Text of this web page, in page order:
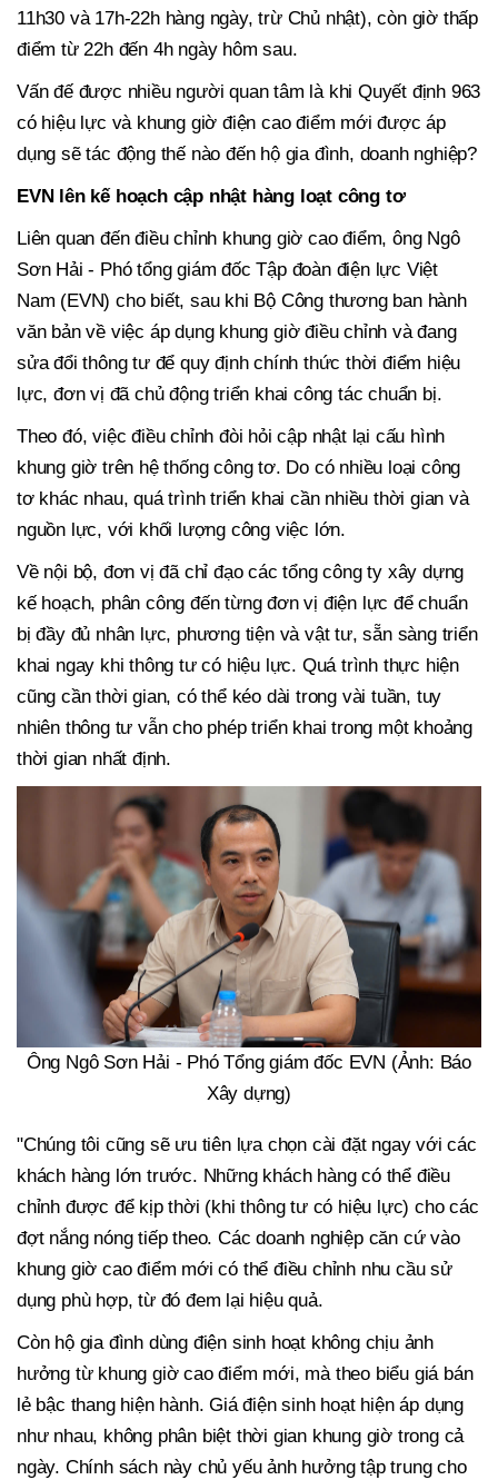
11h30 và 17h-22h hàng ngày, trừ Chủ nhật), còn giờ thấp
điểm từ 22h đến 4h ngày hôm sau.
Vấn đế được nhiều người quan tâm là khi Quyết định 963
có hiệu lực và khung giờ điện cao điểm mới được áp
dụng sẽ tác động thế nào đến hộ gia đình, doanh nghiệp?
EVN lên kế hoạch cập nhật hàng loạt công tơ
Liên quan đến điều chỉnh khung giờ cao điểm, ông Ngô
Sơn Hải - Phó tổng giám đốc Tập đoàn điện lực Việt
Nam (EVN) cho biết, sau khi Bộ Công thương ban hành
văn bản về việc áp dụng khung giờ điều chỉnh và đang
sửa đổi thông tư để quy định chính thức thời điểm hiệu
lực, đơn vị đã chủ động triển khai công tác chuẩn bị.
Theo đó, việc điều chỉnh đòi hỏi cập nhật lại cấu hình
khung giờ trên hệ thống công tơ. Do có nhiều loại công
tơ khác nhau, quá trình triển khai cần nhiều thời gian và
nguồn lực, với khối lượng công việc lớn.
Về nội bộ, đơn vị đã chỉ đạo các tổng công ty xây dựng
kế hoạch, phân công đến từng đơn vị điện lực để chuẩn
bị đầy đủ nhân lực, phương tiện và vật tư, sẵn sàng triển
khai ngay khi thông tư có hiệu lực. Quá trình thực hiện
cũng cần thời gian, có thể kéo dài trong vài tuần, tuy
nhiên thông tư vẫn cho phép triển khai trong một khoảng
thời gian nhất định.
Ông Ngô Sơn Hải - Phó Tổng giám đốc EVN (Ảnh: Báo
Xây dựng)
"Chúng tôi cũng sẽ ưu tiên lựa chọn cài đặt ngay với các
khách hàng lớn trước. Những khách hàng có thể điều
chỉnh được để kịp thời (khi thông tư có hiệu lực) cho các
đợt nắng nóng tiếp theo. Các doanh nghiệp căn cứ vào
khung giờ cao điểm mới có thể điều chỉnh nhu cầu sử
dụng phù hợp, từ đó đem lại hiệu quả.
Còn hộ gia đình dùng điện sinh hoạt không chịu ảnh
hưởng từ khung giờ cao điểm mới, mà theo biểu giá bán
lẻ bậc thang hiện hành. Giá điện sinh hoạt hiện áp dụng
như nhau, không phân biệt thời gian khung giờ trong cả
ngày. Chính sách này chủ yếu ảnh hưởng tập trung cho